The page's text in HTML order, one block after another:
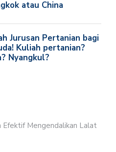
Efektif Mengendalikan Lalat